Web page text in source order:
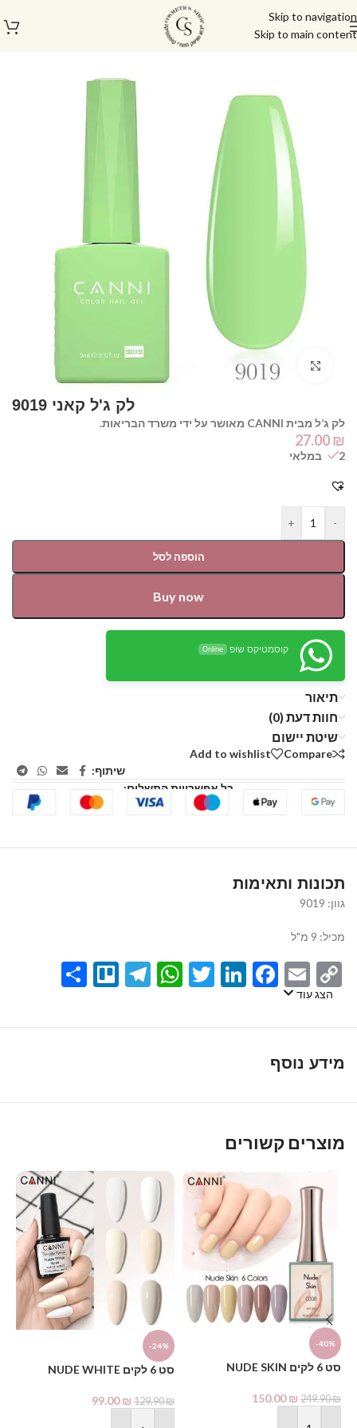
Skip to navigation
Skip to main content
Click to enlarge
לק ג’ל מבית CANNI מאושר על ידי משרד הבריאות.
27.00₪
2 במלאי
-
+
הוספה לסל
Buy now
קוסמטיקס שופ Online
תיאור
חוות דעת (0)
שיטת יישום
Compare
Add to wishlist
שיתוף:
כל אפשרויות התשלום:
תכונות ותאימות
גוון: 9019
מכיל: 9 מ"ל
Copy
Link
Email
Facebook
LinkedIn
Twitter
WhatsApp
Telegram
Trello
הצג עוד
מידע נוסף
מוצרים קשורים
-40%
סט 6 לקים NUDE SKIN
249.90₪
150.00₪
-24%
סט 6 לקים NUDE WHITE
129.90₪
99.00₪